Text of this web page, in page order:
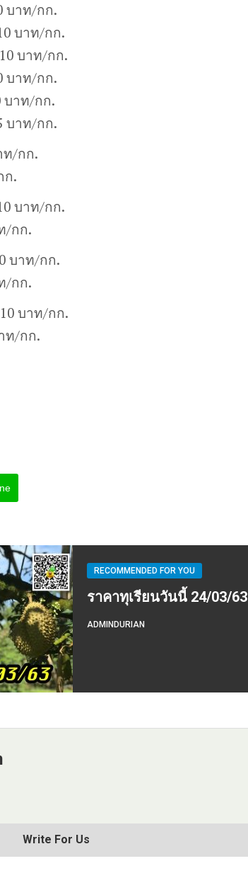
บาท/กก.
บาท/กก.
บาท/กก.
บาท/กก.
บาท/กก.
บาท/กก.
ท/กก.
ก.
บาท/กก.
/กก.
บาท/กก.
/กก.
บาท/กก.
ท/กก.
RECOMMENDED FOR YOU
ราคาทุเรียนวันนี้ 24/03/63
ADMINDURIAN
Write For Us